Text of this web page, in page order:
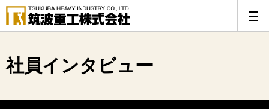
社員インタビュー